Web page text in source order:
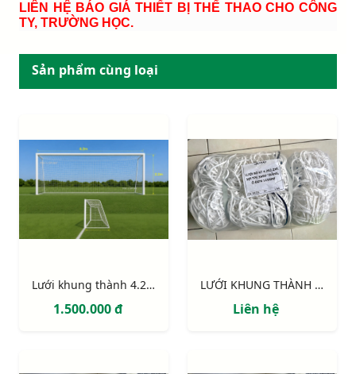
LIÊN HỆ BÁO GIÁ THIẾT BỊ THỂ THAO CHO CÔNG
TY, TRƯỜNG HỌC.
Sản phẩm cùng loại
Lưới khung thành 4.2m x 2.2m x 1m x 1.2m
1.500.000 đ
LƯỚI KHUNG THÀNH 4.2m x 2.2m
Liên hệ